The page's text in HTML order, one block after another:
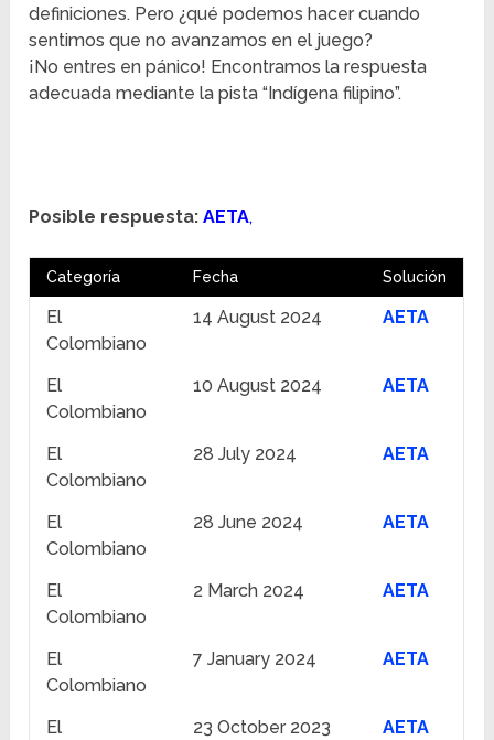
definiciones. Pero ¿qué podemos hacer cuando
sentimos que no avanzamos en el juego?
¡No entres en pánico! Encontramos la respuesta
adecuada mediante la pista “Indígena filipino”.
Posible respuesta: AETA,
Categoría Fecha Solución
El
Colombiano
14 August 2024 AETA
El
Colombiano
10 August 2024 AETA
El
Colombiano
28 July 2024 AETA
El
Colombiano
28 June 2024 AETA
El
Colombiano
2 March 2024 AETA
El
Colombiano
7 January 2024 AETA
El
23 October 2023 AETA